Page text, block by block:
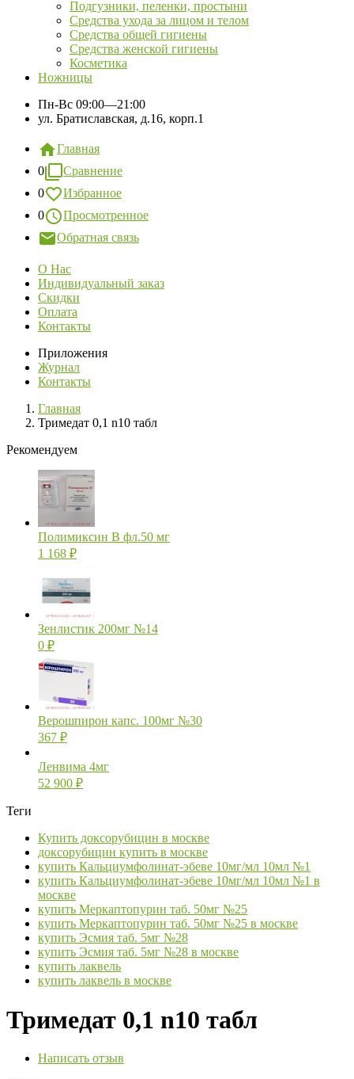
Подгузники, пеленки, простыни
Средства ухода за лицом и телом
Средства общей гигиены
Средства женской гигиены
Косметика
Ножницы
Пн-Вс 09:00—21:00
ул. Братиславская, д.16, корп.1
Главная
0
Сравнение
0
Избранное
0
Просмотренное
Обратная связь
О Нас
Индивидуальный заказ
Скидки
Оплата
Контакты
Приложения
Журнал
Контакты
Главная
Тримедат 0,1 n10 табл
Рекомендуем
Полимиксин В фл.50 мг
1 168 ₽
Зенлистик 200мг №14
0 ₽
Верошпирон капс. 100мг №30
367 ₽
Ленвима 4мг
52 900 ₽
Теги
Купить доксорубицин в москве
доксорубицин купить в москве
купить Кальциумфолинат-эбеве 10мг/мл 10мл №1
купить Кальциумфолинат-эбеве 10мг/мл 10мл №1 в
москве
купить Меркаптопурин таб. 50мг №25
купить Меркаптопурин таб. 50мг №25 в москве
купить Эсмия таб. 5мг №28
купить Эсмия таб. 5мг №28 в москве
купить лаквель
купить лаквель в москве
Тримедат 0,1 n10 табл
Написать отзыв